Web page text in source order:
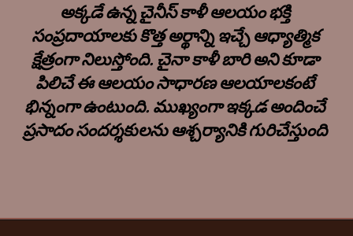
అక్కడే ఉన్న చైనీస్ కాళీ ఆలయం భక్తి
సంప్రదాయాలకు కొత్త అర్థాన్ని ఇచ్చే ఆధ్యాత్మిక
క్షేత్రంగా నిలుస్తోంది. చైనా కాళీ బారి అని కూడా
పిలిచే ఈ ఆలయం సాధారణ ఆలయాలకంటే
భిన్నంగా ఉంటుంది. ముఖ్యంగా ఇక్కడ అందించే
ప్రసాదం సందర్శకులను ఆశ్చర్యానికి గురిచేస్తుంది